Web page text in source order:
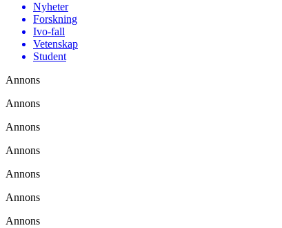
Nyheter
Forskning
Ivo-fall
Vetenskap
Student
Annons
Annons
Annons
Annons
Annons
Annons
Annons